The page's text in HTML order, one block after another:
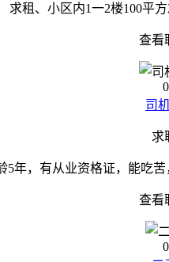
求租、小区内1一2楼100平
查看
司
求
5年，有从业资格证，能吃
查看